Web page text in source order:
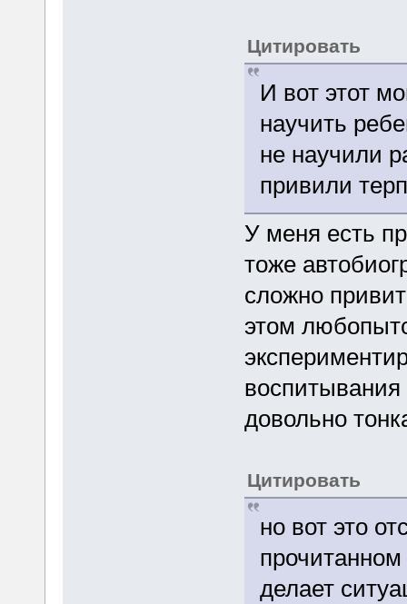
Цитировать
И вот этот
научить
не научили
привили
У меня есть
тоже
сложно
этом
воспитывания
довольно
Цитировать
но вот это
делает